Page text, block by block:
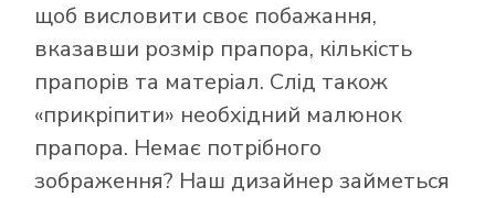
щоб висловити своє побажання,
вказавши розмір прапора, кількість
прапорів та матеріал. Слід також
«прикріпити» необхідний малюнок
прапора. Немає потрібного
зображення? Наш дизайнер займеться
Як купити прапор
в інтернет-
магазині Лакор: